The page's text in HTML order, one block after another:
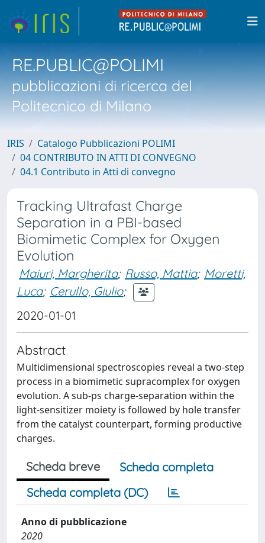
RE.PUBLIC@POLIMI
pubblicazioni di ricerca del
Politecnico di Milano
IRIS
Catalogo Pubblicazioni POLIMI
04 CONTRIBUTO IN ATTI DI CONVEGNO
04.1 Contributo in Atti di convegno
Tracking Ultrafast Charge
Separation in a PBI-based
Biomimetic Complex for Oxygen
Evolution
Maiuri, Margherita; Russo, Mattia; Moretti,
Luca; Cerullo, Giulio;
2020-01-01
Abstract
Multidimensional spectroscopies reveal a two-step
process in a biomimetic supracomplex for oxygen
evolution. A sub-ps charge-separation within the
light-sensitizer moiety is followed by hole transfer
from the catalyst counterpart, forming productive
charges.
Scheda breve
Scheda completa
Scheda completa (DC)
Anno di pubblicazione
2020